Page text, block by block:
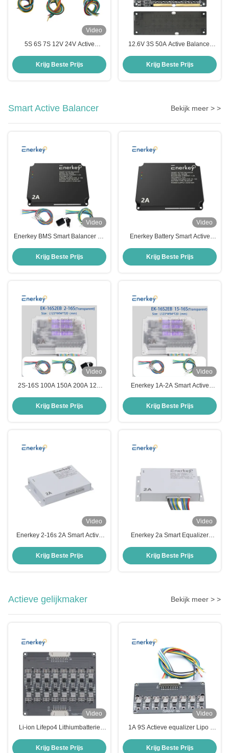
Video
5S 6S 7S 12V 24V Active
LFP / Lithiumbattery Protection
Board
Krijg Beste Prijs
12.6V 3S 50A Active Balancer
Lithiumbatterijpakket
Krijg Beste Prijs
Smart Active Balancer Bekijk meer > >
Video
Enerkey BMS Smart Balancer 2A
2V-100V voor Power Bank
Lifepo4/Li-ion batterij
Krijg Beste Prijs
Video
Enerkey Battery Smart Active
16S 100A 150A met 2A Balance
Current
Krijg Beste Prijs
Video
2S-16S 100A 150A 200A 12V
voor Lifepo4/Li-ion batterijen
Krijg Beste Prijs
Video
Enerkey 1A-2A Smart Active
Lifepo4/Li-ion batterij
Krijg Beste Prijs
Video
Enerkey 2-16s 2A Smart Active
batterij-equalisatie
Krijg Beste Prijs
Video
Enerkey 2a Smart Equalizer
voor huisopslag
Krijg Beste Prijs
Actieve gelijkmaker Bekijk meer > >
Video
Li-ion Lifepo4 Lithiumbatterie
Energieoverdracht Balancer
Krijg Beste Prijs
Video
1A 9S Actieve equalizer Lipo /
equalizer
Krijg Beste Prijs